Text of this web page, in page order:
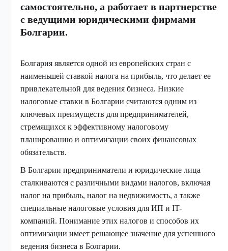
самостоятельно, а работает в партнерстве
с ведущими юридическими фирмами
Болгарии.
Болгария является одной из европейских стран с
наименьшей ставкой налога на прибыль, что делает ее
привлекательной для ведения бизнеса. Низкие
налоговые ставки в Болгарии считаются одним из
ключевых преимуществ для предпринимателей,
стремящихся к эффективному налоговому
планированию и оптимизации своих финансовых
обязательств.
В Болгарии предприниматели и юридические лица
сталкиваются с различными видами налогов, включая
налог на прибыль, налог на недвижимость, а также
специальные налоговые условия для ИП и IT-
компаний. Понимание этих налогов и способов их
оптимизации имеет решающее значение для успешного
ведения бизнеса в Болгарии.